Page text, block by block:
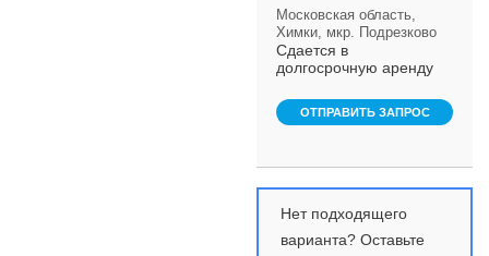
Московская область,
Химки, мкр. Подрезково
Сдается в
долгосрочную аренду
стоящего
Производственно-
складского пом...
ОТПРАВИТЬ ЗАПРОС
Нет подходящего
варианта? Оставьте